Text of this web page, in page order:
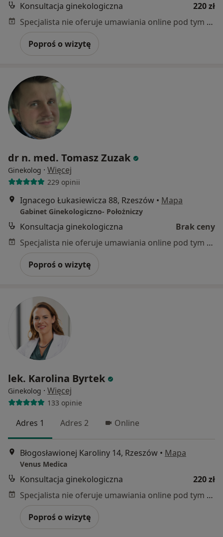
Konsultacja ginekologiczna
220 zł
Specjalista nie oferuje umawiania online pod tym adresem.
Poproś o wizytę
dr n. med. Tomasz Zuzak
Ginekolog · Więcej
229 opinii
Ignacego Łukasiewicza 88, Rzeszów • Mapa
Gabinet Ginekologiczno- Położniczy
Konsultacja ginekologiczna
Brak ceny
Specjalista nie oferuje umawiania online pod tym adresem.
Poproś o wizytę
lek. Karolina Byrtek
Ginekolog · Więcej
133 opinie
Adres 1 Adres 2 Online
Błogosławionej Karoliny 14, Rzeszów • Mapa
Venus Medica
Konsultacja ginekologiczna
220 zł
Specjalista nie oferuje umawiania online pod tym adresem.
Poproś o wizytę